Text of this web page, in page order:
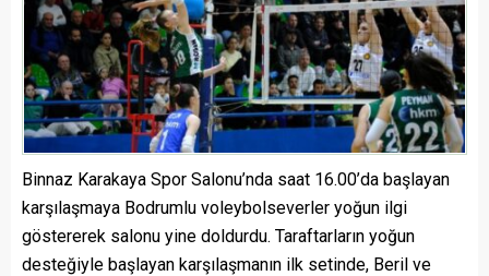
Binnaz Karakaya Spor Salonu’nda saat 16.00’da başlayan
karşılaşmaya Bodrumlu voleybolseverler yoğun ilgi
göstererek salonu yine doldurdu. Taraftarların yoğun
desteğiyle başlayan karşılaşmanın ilk setinde, Beril ve